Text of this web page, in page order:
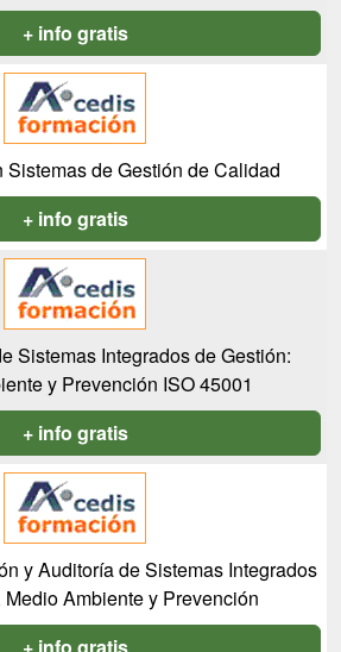
+ info gratis
Sistemas de Gestión de Calidad
+ info gratis
Sistemas Integrados de Gestión:
y Prevención ISO 45001
+ info gratis
y Auditoría de Sistemas Integrados
Ambiente y Prevención